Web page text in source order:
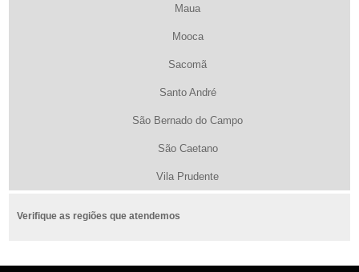
Maua
Mooca
Sacomã
Santo André
São Bernado do Campo
São Caetano
Vila Prudente
Verifique as regiões que atendemos